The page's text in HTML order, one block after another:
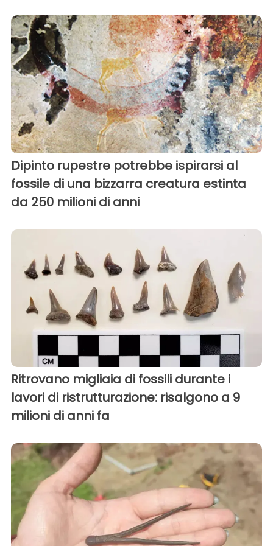
Dipinto rupestre potrebbe ispirarsi al
fossile di una bizzarra creatura estinta
da 250 milioni di anni
Ritrovano migliaia di fossili durante i
lavori di ristrutturazione: risalgono a 9
milioni di anni fa